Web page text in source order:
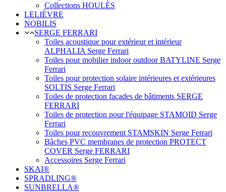
Collections HOULÈS
LELIÈVRE
NOBILIS
SERGE FERRARI
Toiles acoustique pour extérieur et intérieur
ALPHALIA Serge Ferrari
Toiles pour mobilier indoor outdoor BATYLINE Serge
Ferrari
Toiles pour protection solaire intérieures et extérieures
SOLTIS Serge Ferrari
Toiles de protection façades de bâtiments SERGE
FERRARI
Toiles de protection pour l'équipage STAMOID Serge
Ferrari
Toiles pour recouvrement STAMSKIN Serge Ferrari
Bâches PVC membranes de protection PROTECT
COVER Serge FERRARI
Accessoires Serge Ferrari
SKAI®
SPRADLING®
SUNBRELLA®